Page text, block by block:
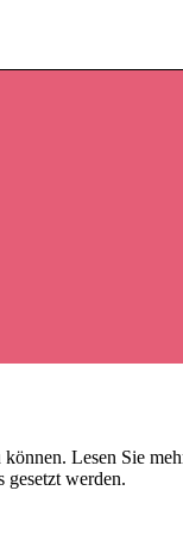
Lesen Sie
gesetzt werden.